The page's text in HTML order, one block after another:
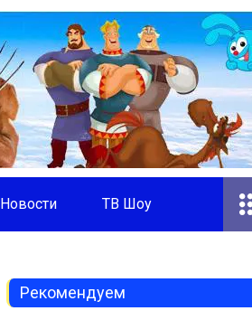
Новости ТВ Шоу
Рекомендуем